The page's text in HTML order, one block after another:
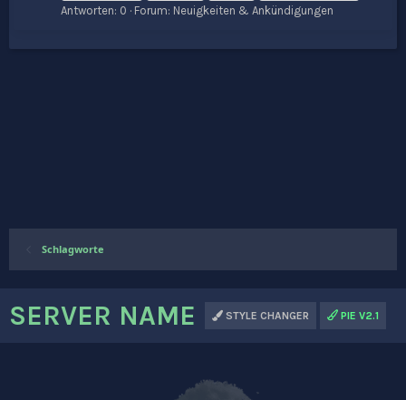
Antworten: 0 Forum: Neuigkeiten & Ankündigungen
Schlagworte
SERVER NAME STYLE CHANGER PIE V2.1